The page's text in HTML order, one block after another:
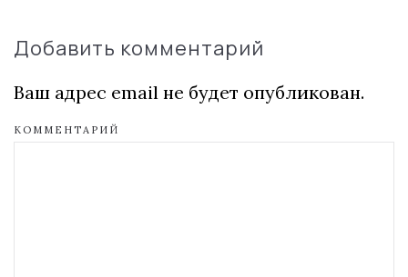
Добавить комментарий
Ваш адрес email не будет опубликован.
КОММЕНТАРИЙ